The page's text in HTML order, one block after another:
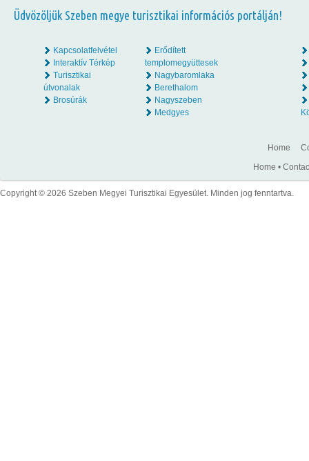
Üdvözöljük Szeben megye turisztikai információs portálján!
Kapcsolatfelvétel
Interaktív Térkép
Turisztikai
útvonalak
Brosúrák
Erődített
templomegyüttesek
Nagybaromlaka
Berethalom
Nagyszeben
Medgyes
Home
Home •
Copyright © 2026 Szeben Megyei Turisztikai Egyesület. Minden jog fenntartva.